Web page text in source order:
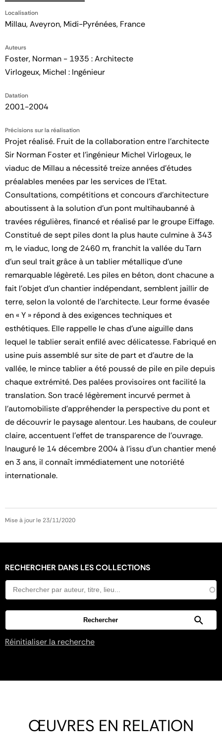
Localisation
Millau, Aveyron, Midi-Pyrénées, France
Auteurs
Foster, Norman - 1935 : Architecte
Virlogeux, Michel : Ingénieur
Datation
2001-2004
Précisions sur la réalisation
Projet réalisé. Fruit de la collaboration entre l’architecte
Sir Norman Foster et l’ingénieur Michel Virlogeux, le
viaduc de Millau a nécessité treize années d’études
préalables menées par les services de l’Etat.
Consultations, compétitions et concours d’architecture
aboutissent à la solution d’un pont multihaubanné à
travées régulières, financé et réalisé par le groupe Eiffage.
Constitué de sept piles dont la plus haute culmine à 343
m, le viaduc, long de 2460 m, franchit la vallée du Tarn
d’un seul trait grâce à un tablier métallique d’une
remarquable légèreté. Les piles en béton, dont chacune a
fait l’objet d’un chantier indépendant, semblent jaillir de
terre, selon la volonté de l’architecte. Leur forme évasée
en « Y » répond à des exigences techniques et
esthétiques. Elle rappelle le chas d’une aiguille dans
lequel le tablier serait enfilé avec délicatesse. Fabriqué en
usine puis assemblé sur site de part et d’autre de la
vallée, le mince tablier a été poussé de pile en pile depuis
chaque extrémité. Des palées provisoires ont facilité la
translation. Son tracé légèrement incurvé permet à
l’automobiliste d’appréhender la perspective du pont et
de découvrir le paysage alentour. Les haubans, de couleur
claire, accentuent l’effet de transparence de l’ouvrage.
Inauguré le 14 décembre 2004 à l’issu d’un chantier mené
en 3 ans, il connaît immédiatement une notoriété
internationale.
Mise à jour le 23/11/2020
RECHERCHER DANS LES COLLECTIONS
Réinitialiser la recherche
ŒUVRES EN RELATION